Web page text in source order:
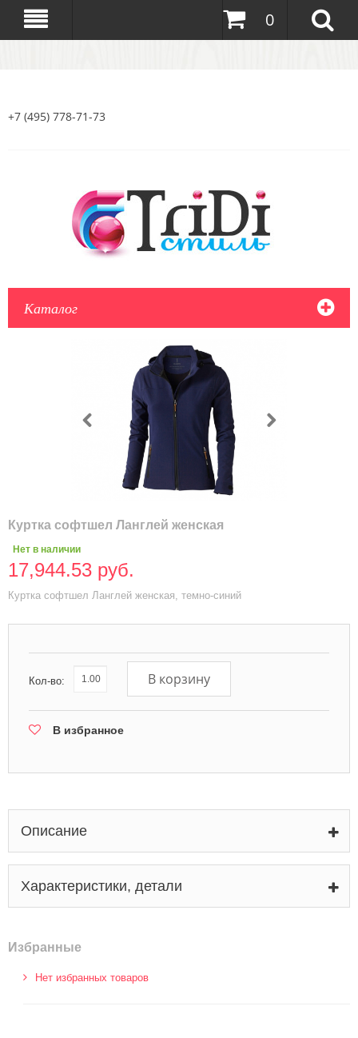
0
+7 (495) 778-71-73
Каталог
Куртка софтшел Ланглей женская
Нет в наличии
17,944.53 руб.
Куртка софтшел Ланглей женская, темно-синий
Кол-во: В корзину
В избранное
Описание
Характеристики, детали
Избранные
Нет избранных товаров